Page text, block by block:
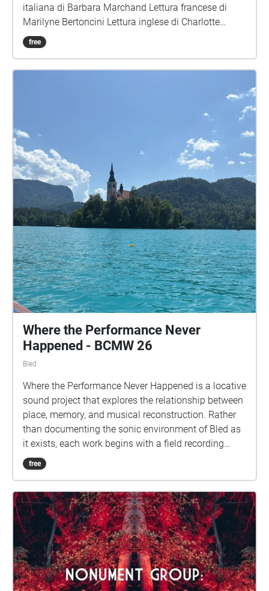
italiana di Barbara Marchand Lettura francese di
Marilyne Bertoncini Lettura inglese di Charlotte
Chadwick-Jones Musica e montaggio di Lucio
Lazzaruolo (Notturno Concertante)
free
Where the Performance Never
Happened - BCMW 26
Bled
Where the Performance Never Happened is a locative
sound project that explores the relationship between
place, memory, and musical reconstruction. Rather
than documenting the sonic environment of Bled as
it exists, each work begins with a field recording
made at a specific site and transforms it through
instrumental performance and digital processing
compositions do not seek to imitate the locations in
which they were recorded. Instead, they offer
imagined responses that preserve traces of the
original environment while reshaping them through
artistic intervention. Heard in situ through
SonicMaps and Echoes, each piece occupies the
same physical space from which its source material
free